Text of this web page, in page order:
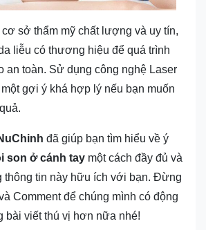
sở thẩm mỹ chất lượng và uy tín,
liễu có thương hiệu để quá trình
an toàn. Sử dụng công nghệ Laser
gợi ý khá hợp lý nếu bạn muốn
đã giúp bạn tìm hiểu về ý
son ở cánh tay một cách đầy đủ và
thông tin này hữu ích với bạn. Đừng
Comment để chúng mình có động
bài viết thú vị hơn nữa nhé!